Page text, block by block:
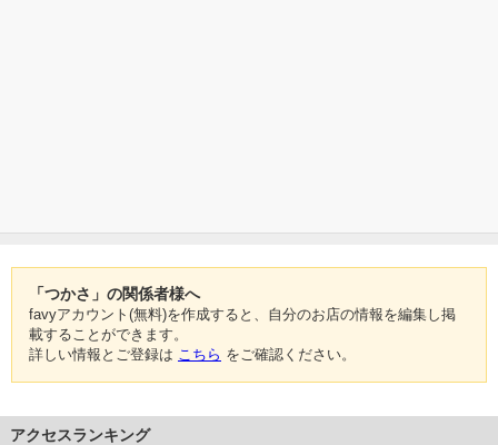
「つかさ」の関係者様へ
favyアカウント(無料)を作成すると、自分のお店の情報を編集し掲
載することができます。
詳しい情報とご登録は こちら をご確認ください。
アクセスランキング